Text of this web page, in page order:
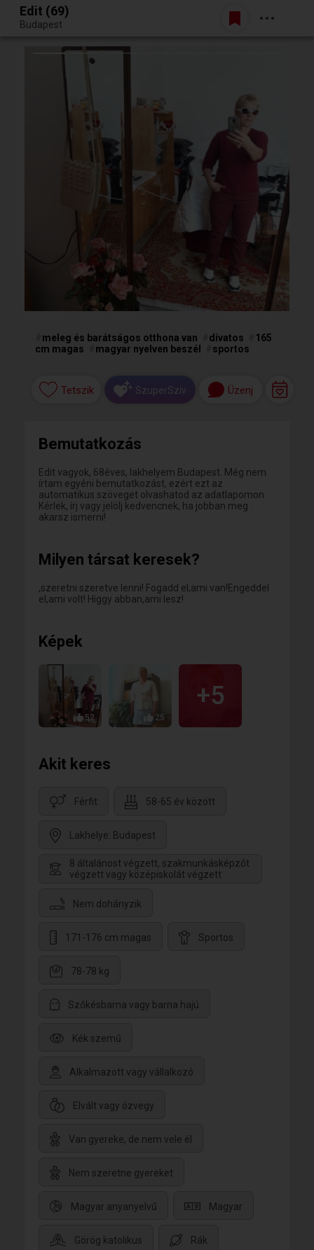
Egy jó randiból bármi lehet.
Belépés
Edit (69)
Budapest
meleg és barátságos otthona van divatos
165
cm magas
magyar nyelven beszél sportos
Tetszik SzuperSzív Üzenj
Bemutatkozás
Edit vagyok, 68éves, lakhelyem Budapest. Még nem
írtam egyéni bemutatkozást, ezért ezt az
automatikus szöveget olvashatod az adatlapomon.
Kérlek, írj vagy jelölj kedvencnek, ha jobban meg
akarsz ismerni!
Milyen társat keresek?
,szeretni szeretve lenni! Fogadd el,ami van!Engeddel
el,ami volt! Higgy abban,ami lesz!
Képek
52 25
+5
Akit keres
Férfit 58-65 év között
Lakhelye: Budapest
8 általánost végzett, szakmunkásképzőt
végzett vagy középiskolát végzett
Nem dohányzik
171-176 cm magas Sportos
78-78 kg
Szőkésbarna vagy barna hajú
Kék szemű
Alkalmazott vagy vállalkozó
Elvált vagy özvegy
Van gyereke, de nem vele él
Nem szeretne gyereket
Magyar anyanyelvű Magyar
Görög katolikus Rák